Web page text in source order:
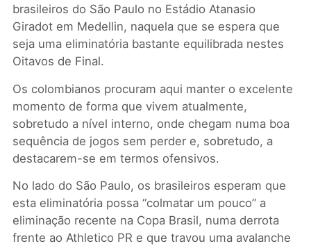
brasileiros do São Paulo no Estádio Atanasio
Giradot em Medellin, naquela que se espera que
seja uma eliminatória bastante equilibrada nestes
Oitavos de Final.
Os colombianos procuram aqui manter o excelente
momento de forma que vivem atualmente,
sobretudo a nível interno, onde chegam numa boa
sequência de jogos sem perder e, sobretudo, a
destacarem-se em termos ofensivos.
No lado do São Paulo, os brasileiros esperam que
esta eliminatória possa “colmatar um pouco” a
eliminação recente na Copa Brasil, numa derrota
frente ao Athletico PR e que travou uma avalanche